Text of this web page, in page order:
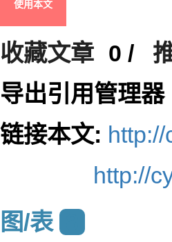
使用本文
收藏文章 0 /
导出引用管理器
链接本文:
http://
图/表